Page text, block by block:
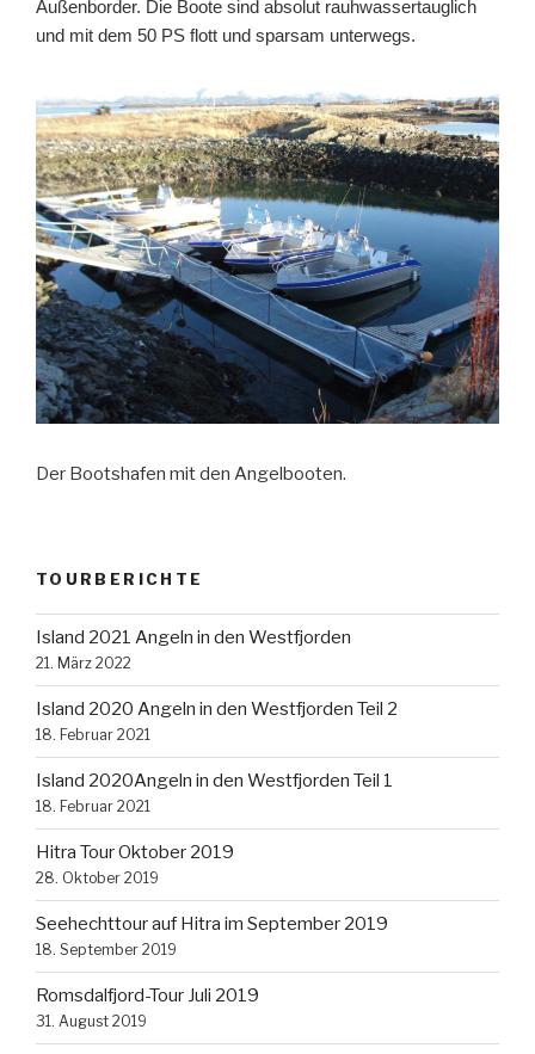
Außenborder. Die Boote sind absolut rauhwassertauglich
und mit dem 50 PS flott und sparsam unterwegs.
Der Bootshafen mit den Angelbooten.
TOURBERICHTE
Island 2021 Angeln in den Westfjorden
21. März 2022
Island 2020 Angeln in den Westfjorden Teil 2
18. Februar 2021
Island 2020Angeln in den Westfjorden Teil 1
18. Februar 2021
Hitra Tour Oktober 2019
28. Oktober 2019
Seehechttour auf Hitra im September 2019
18. September 2019
Romsdalfjord-Tour Juli 2019
31. August 2019